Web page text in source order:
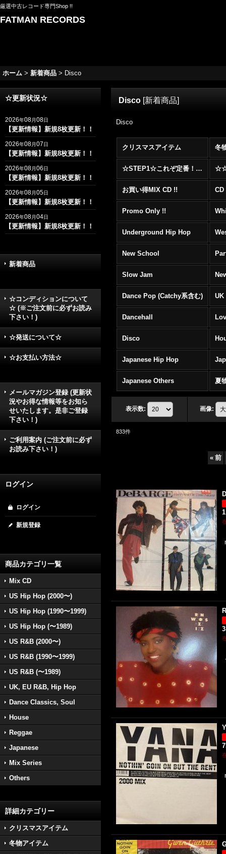
厳選中古レコード専門Shop !!
FATMAN RECORDS
ホーム > 新着商品 > Disco
☆更新状況☆
2026年08月08日
【更新情報】新規8枚更新！！
2026年08月07日
【更新情報】新規8枚更新！！
2026年08月06日
【更新情報】新規8枚更新！！
2026年08月05日
【更新情報】新規8枚更新！！
2026年08月04日
【更新情報】新規8枚更新！！
新着商品
☆コンディションについて
☆ (※ご注文前に必ずお読み
下さい！)
☆発送について☆
☆お支払い方法☆
メールマガジン登録 (更新状
況やお得な情報等をお知ら
せいたします。是非ご登録
下さい！)
ご利用案内 (ご注文前に必ず
お読み下さい！)
ログイン
ログイン
新規登録
商品カテゴリ一覧
Mix CD
US Hip Hop (2000〜)
US Hip Hop (1990〜1999)
US Hip Hop (〜1989)
US R&B (2000〜)
US R&B (1990〜1999)
US R&B (〜1989)
UK, EU R&B, Hip Hop
Dance Classics, Soul
House
Reggae
Japanese
Mix Series
Others
詳細カテゴリー
クリスマスアイテム
冬物アイテム
Disco [新着商品]
Disco
クリスマスアイテム 冬
☆STEP1☆これぞ定番！！まずはここから！2000年代R&BフロアヒットBest 100 !!!
お買い得MIX CD !!
Promo Only !!
Underground Hip Hop
New School
Slow Jam
Dance Pop (Catchy系含む) UK
Dancehall
Disco
Japanese Hip Hop
Japanese Others 夏
表示数: 画像:
833件
« 前